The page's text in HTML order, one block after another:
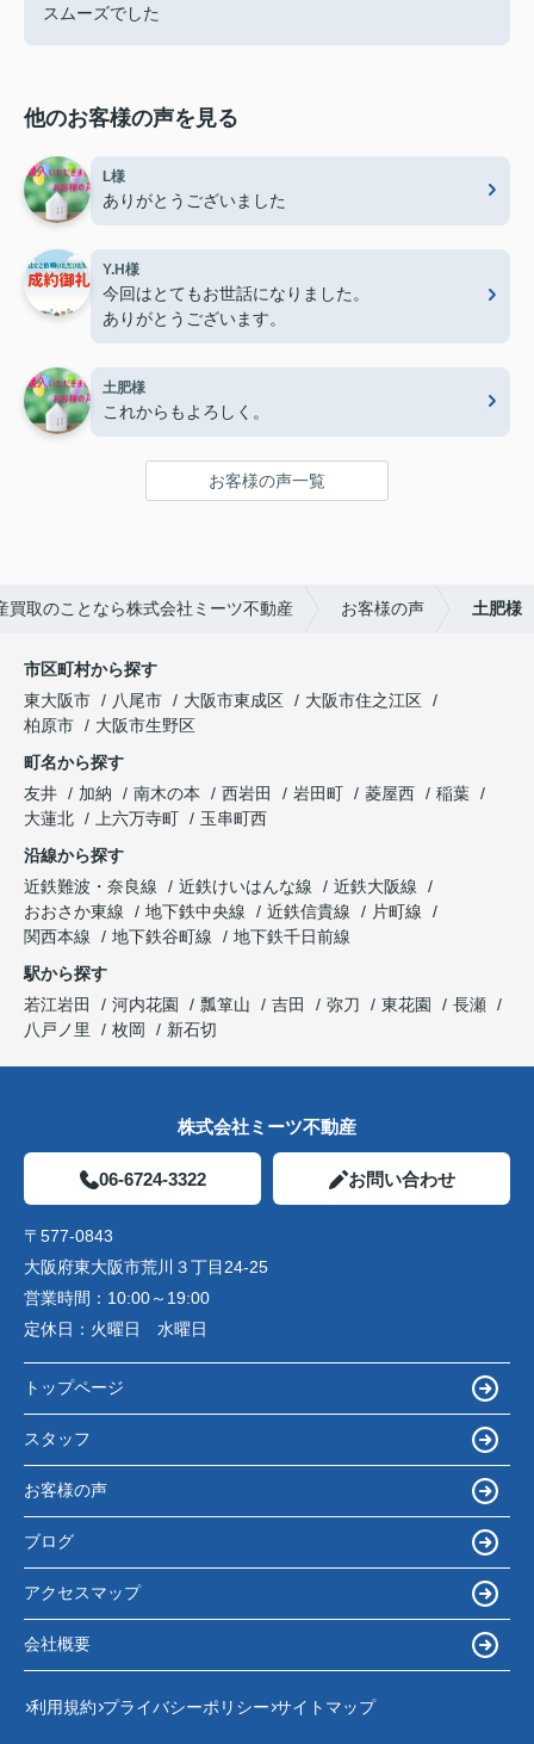
スムーズでした
他のお客様の声を見る
L様
ありがとうございました
Y.H様
今回はとてもお世話になりました。
ありがとうございます。
土肥様
これからもよろしく。
お客様の声一覧
買取のことなら株式会社ミーツ不動産 お客様の声 土肥様
市区町村から探す
東大阪市
八尾市 大阪市東成区
大阪市住之江区
柏原市
大阪市生野区
町名から探す
友井
加納 南木の本 西岩田 岩田町 菱屋西
稲葉
大蓮北
上六万寺町
玉串町西
沿線から探す
近鉄難波・奈良線
近鉄けいはんな線
近鉄大阪線
おおさか東線
地下鉄中央線 近鉄信貴線
片町線
関西本線
地下鉄谷町線
地下鉄千日前線
駅から探す
若江岩田
河内花園 瓢箪山 吉田 弥刀 東花園
長瀬
八戸ノ里
枚岡 新石切
株式会社ミーツ不動産
06-6724-3322 お問い合わせ
〒577-0843
大阪府東大阪市荒川３丁目24-25
営業時間： 10:00～19:00
定休日： 火曜日 水曜日
トップページ
スタッフ
お客様の声
ブログ
アクセスマップ
会社概要
利用規約 プライバシーポリシー サイトマップ